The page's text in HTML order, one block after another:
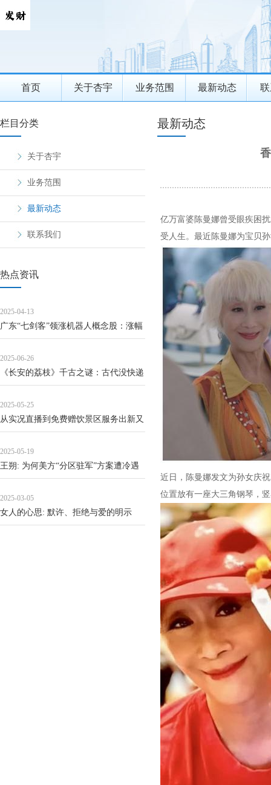
首页 关于杏宇 业务范围 最新动态
栏目分类
关于杏宇
业务范围
最新动态
联系我们
热点资讯
2025-04-13
广东“七剑客”领涨机器人概念股：涨幅
2025-06-26
《长安的荔枝》千古之谜：古代没快递
_秦朝_驰道
2025-05-25
从实况直播到免费赠饮景区服务出新又
2025-05-19
王朔: 为何美方“分区驻军”方案遭冷遇
2025-03-05
女人的心思: 默许、拒绝与爱的明示
最新动态
亿万富婆陈曼娜曾受眼疾困
受人生。最近陈曼娜为宝贝
近日，陈曼娜发文为孙女庆
位置放有一座大三角钢琴，